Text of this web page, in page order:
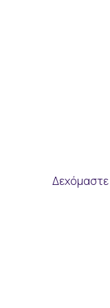
Δεχόμαστε